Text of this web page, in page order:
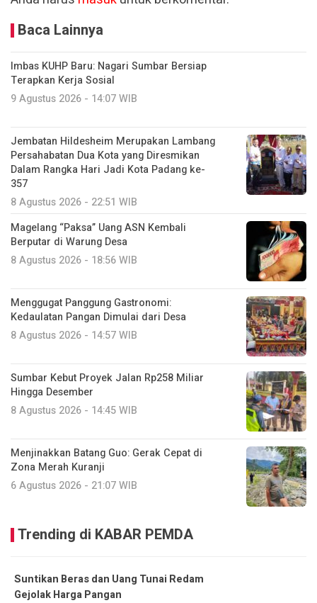
Baca Lainnya
Imbas KUHP Baru: Nagari Sumbar Bersiap
Terapkan Kerja Sosial
9 Agustus 2026 - 14:07 WIB
Jembatan Hildesheim Merupakan Lambang
Persahabatan Dua Kota yang Diresmikan
Dalam Rangka Hari Jadi Kota Padang ke-
357
8 Agustus 2026 - 22:51 WIB
Magelang “Paksa” Uang ASN Kembali
Berputar di Warung Desa
8 Agustus 2026 - 18:56 WIB
Menggugat Panggung Gastronomi:
Kedaulatan Pangan Dimulai dari Desa
8 Agustus 2026 - 14:57 WIB
Sumbar Kebut Proyek Jalan Rp258 Miliar
Hingga Desember
8 Agustus 2026 - 14:45 WIB
Menjinakkan Batang Guo: Gerak Cepat di
Zona Merah Kuranji
6 Agustus 2026 - 21:07 WIB
Trending di KABAR PEMDA
Suntikan Beras dan Uang Tunai Redam
Gejolak Harga Pangan